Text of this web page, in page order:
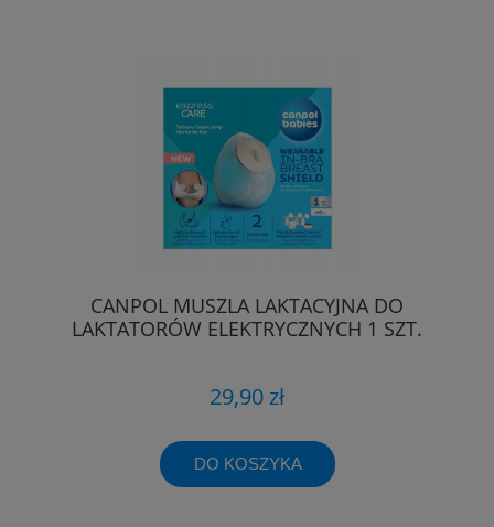
CANPOL MUSZLA LAKTACYJNA DO
LAKTATORÓW ELEKTRYCZNYCH 1 SZT.
29,90 zł
DO KOSZYKA